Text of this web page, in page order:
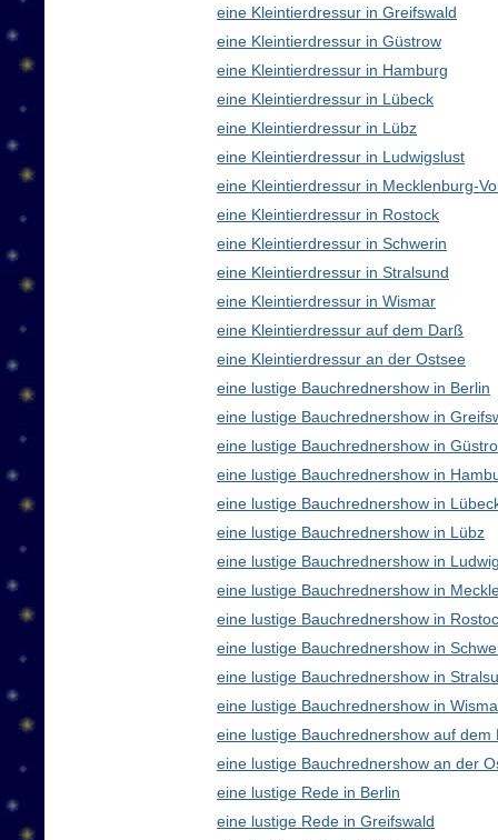
eine Kleintierdressur in Greifswald
eine Kleintierdressur in Güstrow
eine Kleintierdressur in Hamburg
eine Kleintierdressur in Lübeck
eine Kleintierdressur in Lübz
eine Kleintierdressur in Ludwigslust
eine Kleintierdressur in Mecklenburg-
eine Kleintierdressur in Rostock
eine Kleintierdressur in Schwerin
eine Kleintierdressur in Stralsund
eine Kleintierdressur in Wismar
eine Kleintierdressur auf dem Darß
eine Kleintierdressur an der Ostsee
eine lustige Bauchrednershow in Berlin
eine lustige Bauchrednershow in
eine lustige Bauchrednershow in
eine lustige Bauchrednershow in
eine lustige Bauchrednershow in
eine lustige Bauchrednershow in Lübz
eine lustige Bauchrednershow in
eine lustige Bauchrednershow in
eine lustige Bauchrednershow in
eine lustige Bauchrednershow in
eine lustige Bauchrednershow in
eine lustige Bauchrednershow in
eine lustige Bauchrednershow auf dem
eine lustige Bauchrednershow an der
eine lustige Rede in Berlin
eine lustige Rede in Greifswald